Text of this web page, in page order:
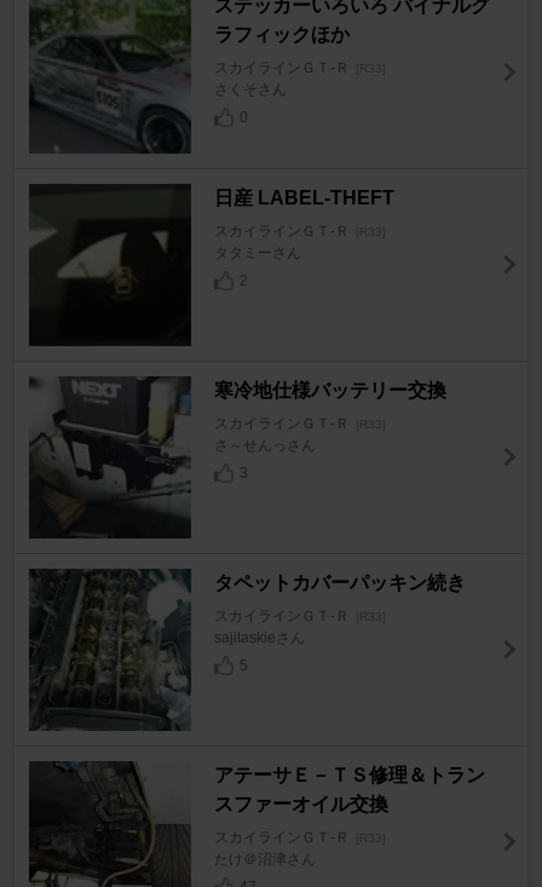
ステッカーいろいろ バイナルグ
ラフィックほか
スカイラインＧＴ‐Ｒ [R33]
さくそさん
0
日産 LABEL-THEFT
スカイラインＧＴ‐Ｒ [R33]
タタミーさん
2
寒冷地仕様バッテリー交換
スカイラインＧＴ‐Ｒ [R33]
さ～せんっさん
3
タペットカバーパッキン続き
スカイラインＧＴ‐Ｒ [R33]
sajitaskieさん
5
アテーサＥ－ＴＳ修理＆トラン
スファーオイル交換
スカイラインＧＴ‐Ｒ [R33]
たけ＠沼津さん